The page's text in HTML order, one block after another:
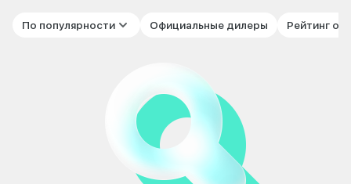
По популярности Официальные дилеры Рейтинг